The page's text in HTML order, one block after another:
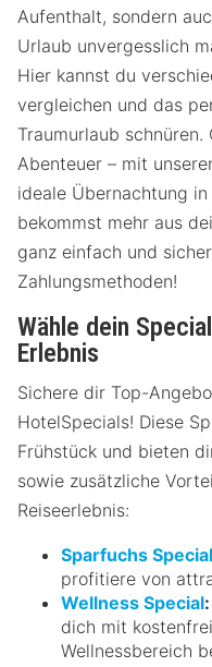
Aufenthalt, sondern
Urlaub unvergesslich
Hier kannst du
vergleichen und das
Traumurlaub schnüren.
Abenteuer – mit
ideale Übernachtung
bekommst mehr aus
ganz einfach und
Zahlungsmethoden!
Wähle dein
Erlebnis
Sichere dir Top-
HotelSpecials! Diese
Frühstück und bieten
sowie zusätzliche
Reiseerlebnis:
Sparfuchs Special
profitiere von
Wellness Special:
dich mit
Wellnessbereich